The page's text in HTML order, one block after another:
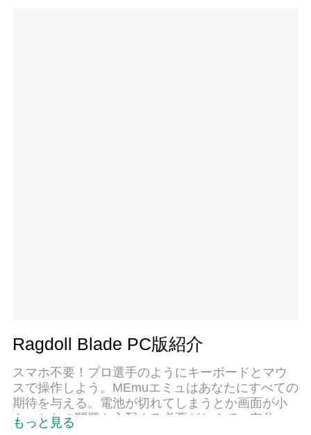
Ragdoll Blade PC版紹介
スマホ不要！プロ選手のようにキーボードとマウ
スで操作しよう。MEmuエミュはあなたにすべての
期待を与える。電池が切れてしまうとか画面が小
さいとかの問題を心配する必要がなくて、存分
もっと見る